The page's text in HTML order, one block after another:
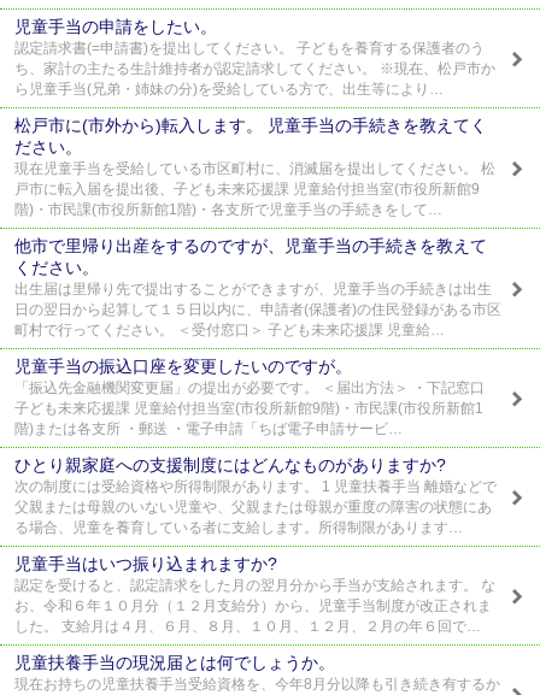
児童手当の申請をしたい。
認定請求書(=申請書)を提出してください。 子どもを養育する保護者のう
ち、家計の主たる生計維持者が認定請求してください。 ※現在、松戸市か
ら児童手当(兄弟・姉妹の分)を受給している方で、出生等により…
松戸市に(市外から)転入します。 児童手当の手続きを教えてく
ださい。
現在児童手当を受給している市区町村に、消滅届を提出してください。 松
戸市に転入届を提出後、子ども未来応援課 児童給付担当室(市役所新館9
階)・市民課(市役所新館1階)・各支所で児童手当の手続きをして…
他市で里帰り出産をするのですが、児童手当の手続きを教えて
ください。
出生届は里帰り先で提出することができますが、児童手当の手続きは出生
日の翌日から起算して１５日以内に、申請者(保護者)の住民登録がある市区
町村で行ってください。 ＜受付窓口＞ 子ども未来応援課 児童給…
児童手当の振込口座を変更したいのですが。
「振込先金融機関変更届」の提出が必要です。 ＜届出方法＞ ・下記窓口
子ども未来応援課 児童給付担当室(市役所新館9階)・市民課(市役所新館1
階)または各支所 ・郵送 ・電子申請「ちば電子申請サービ…
ひとり親家庭への支援制度にはどんなものがありますか?
次の制度には受給資格や所得制限があります。 1 児童扶養手当 離婚などで
父親または母親のいない児童や、父親または母親が重度の障害の状態にあ
る場合、児童を養育している者に支給します。所得制限があります…
児童手当はいつ振り込まれますか?
認定を受けると、認定請求をした月の翌月分から手当が支給されます。 な
お、令和６年１０月分（１２月支給分）から、児童手当制度が改正されま
した。 支給月は４月、６月、８月、１０月、１２月、２月の年６回で…
児童扶養手当の現況届とは何でしょうか。
現在お持ちの児童扶養手当受給資格を、今年8月分以降も引き続き有するか